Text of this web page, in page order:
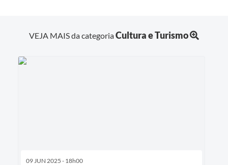
VEJA MAIS da categoriaCultura e Turismo
09 JUN 2025 - 18h00